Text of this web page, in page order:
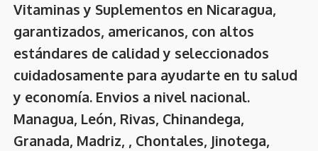
Vitaminas y Suplementos en Nicaragua,
garantizados, americanos, con altos
estándares de calidad y seleccionados
cuidadosamente para ayudarte en tu salud
y economía. Envios a nivel nacional.
Managua, León, Rivas, Chinandega,
Granada, Madriz, , Chontales, Jinotega,